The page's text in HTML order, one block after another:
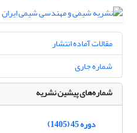
مقالات آماده انتشار
شماره جاری
شماره‌های پیشین نشریه
دوره 45 (1405)